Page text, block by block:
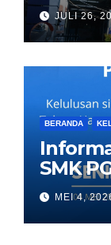
JULI 26,
BERANDA
SMK
MEI 4,